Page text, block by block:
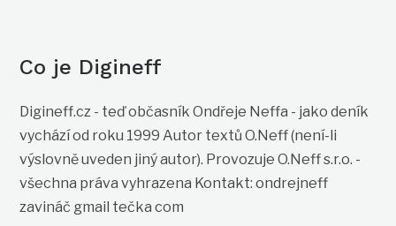
Co je Digineff
Digineff.cz - teď občasník Ondřeje Neffa - jako deník
vychází od roku 1999 Autor textů O.Neff (není-li
výslovně uveden jiný autor). Provozuje O.Neff s.r.o. -
všechna práva vyhrazena Kontakt: ondrejneff
zavináč gmail tečka com